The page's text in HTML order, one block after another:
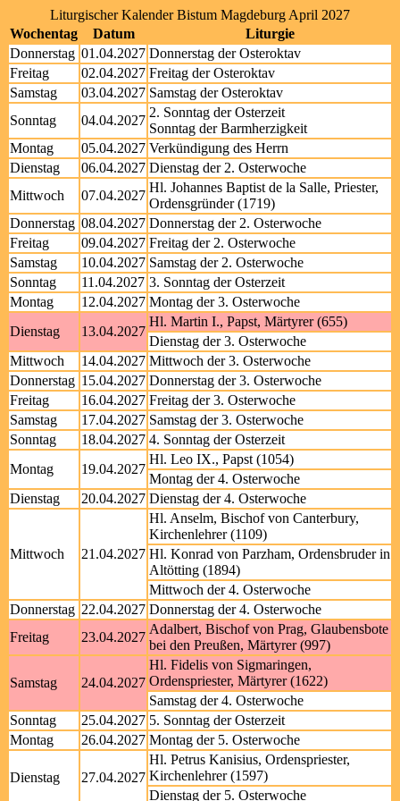
Liturgischer Kalender Bistum Magdeburg April 2027
Wochentag
Datum
Liturgie
Donnerstag 01.04.2027 Donnerstag der Osteroktav
Freitag
02.04.2027 Freitag der Osteroktav
Samstag
03.04.2027 Samstag der Osteroktav
Sonntag
04.04.2027
2. Sonntag der Osterzeit
Sonntag der Barmherzigkeit
Montag
05.04.2027 Verkündigung des Herrn
Dienstag
06.04.2027 Dienstag der 2. Osterwoche
Mittwoch
07.04.2027
Hl. Johannes Baptist de la Salle, Priester,
Ordensgründer (1719)
Donnerstag 08.04.2027 Donnerstag der 2. Osterwoche
Freitag
09.04.2027 Freitag der 2. Osterwoche
Samstag
10.04.2027 Samstag der 2. Osterwoche
Sonntag
11.04.2027 3. Sonntag der Osterzeit
Montag
12.04.2027 Montag der 3. Osterwoche
Dienstag
13.04.2027
Hl. Martin I., Papst, Märtyrer (655)
Dienstag der 3. Osterwoche
Mittwoch
14.04.2027 Mittwoch der 3. Osterwoche
Donnerstag 15.04.2027 Donnerstag der 3. Osterwoche
Freitag
16.04.2027 Freitag der 3. Osterwoche
Samstag
17.04.2027 Samstag der 3. Osterwoche
Sonntag
18.04.2027 4. Sonntag der Osterzeit
Montag
19.04.2027
Hl. Leo IX., Papst (1054)
Montag der 4. Osterwoche
Dienstag
20.04.2027 Dienstag der 4. Osterwoche
Mittwoch 21.04.2027
Hl. Anselm, Bischof von Canterbury,
Kirchenlehrer (1109)
Hl. Konrad von Parzham, Ordensbruder in
Altötting (1894)
Mittwoch der 4. Osterwoche
Donnerstag 22.04.2027 Donnerstag der 4. Osterwoche
Freitag
23.04.2027
Adalbert, Bischof von Prag, Glaubensbote
bei den Preußen, Märtyrer (997)
Samstag 24.04.2027
Hl. Fidelis von Sigmaringen,
Ordenspriester, Märtyrer (1622)
Samstag der 4. Osterwoche
Sonntag
25.04.2027 5. Sonntag der Osterzeit
Montag
26.04.2027 Montag der 5. Osterwoche
Dienstag 27.04.2027
Hl. Petrus Kanisius, Ordenspriester,
Kirchenlehrer (1597)
Dienstag der 5. Osterwoche